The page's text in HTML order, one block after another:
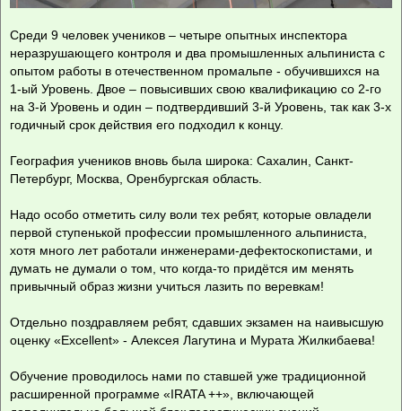
Среди 9 человек учеников – четыре опытных инспектора
неразрушающего контроля и два промышленных альпиниста с
опытом работы в отечественном промальпе - обучившихся на
1-ый Уровень. Двое – повысивших свою квалификацию со 2-го
на 3-й Уровень и один – подтвердивший 3-й Уровень, так как 3-х
годичный срок действия его подходил к концу.
География учеников вновь была широка: Сахалин, Санкт-
Петербург, Москва, Оренбургская область.
Надо особо отметить силу воли тех ребят, которые овладели
первой ступенькой профессии промышленного альпиниста,
хотя много лет работали инженерами-дефектоскопистами, и
думать не думали о том, что когда-то придётся им менять
привычный образ жизни учиться лазить по веревкам!
Отдельно поздравляем ребят, сдавших экзамен на наивысшую
оценку «Excellent» - Алексея Лагутина и Мурата Жилкибаева!
Обучение проводилось нами по ставшей уже традиционной
расширенной программе «IRATA ++», включающей